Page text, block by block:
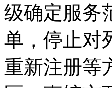
级确定服务
单，停止对
重新注册等